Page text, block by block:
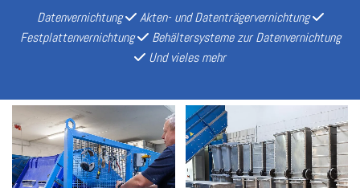
Datenvernichtung Akten- und Datenträgervernichtung 
FestplattenvernichtungBehältersysteme zur Datenvernichtung
 Und vieles mehr